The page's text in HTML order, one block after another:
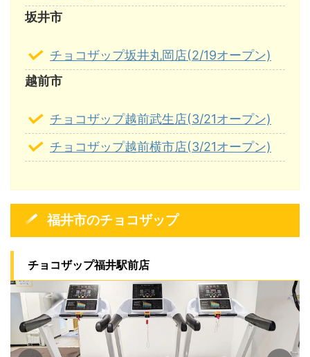
坂井市
チョコザップ坂井丸岡店(2/19オープン)
越前市
チョコザップ越前武生店(3/21オープン)
チョコザップ越前横市店(3/21オープン)
福井市のチョコザップ
チョコザップ福井駅前店